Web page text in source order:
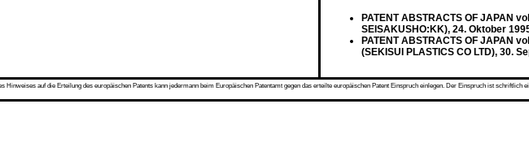
PATENT ABSTRACTS OF JAPAN
SEISAKUSHO:KK), 24. Oktober
PATENT ABSTRACTS OF JAPAN
(SEKISUI PLASTICS CO LTD), 30.
Hinweises auf die Erteilung des europäischen Patents kann jedermann beim Europäischen Patentamt gegen das erteilte europäischen Patent Einspruch einlegen. Der Einspruch ist